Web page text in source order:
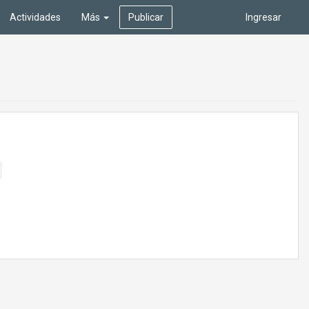
Ingresar
Actividades Más Publicar